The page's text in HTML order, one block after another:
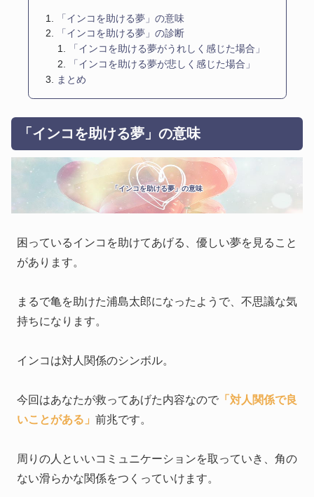
「インコを助ける夢」の意味
「インコを助ける夢」の診断
「インコを助ける夢がうれしく感じた場合」
「インコを助ける夢が悲しく感じた場合」
まとめ
「インコを助ける夢」の意味
「インコを助ける夢」の意味
困っているインコを助けてあげる、優しい夢を見ること
があります。
まるで亀を助けた浦島太郎になったようで、不思議な気
持ちになります。
インコは対人関係のシンボル。
今回はあなたが救ってあげた内容なので 「対人関係で良
いことがある」 前兆です。
周りの人といいコミュニケーションを取っていき、角の
ない滑らかな関係をつくっていけます。